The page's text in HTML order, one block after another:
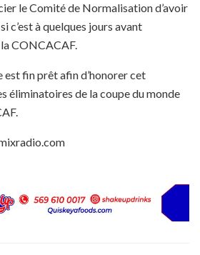
le Comité de Normalisation d’avoir
c’est à quelques jours avant
CONCACAF.
est fin prêt afin d’honorer cet
éliminatoires de la coupe du monde